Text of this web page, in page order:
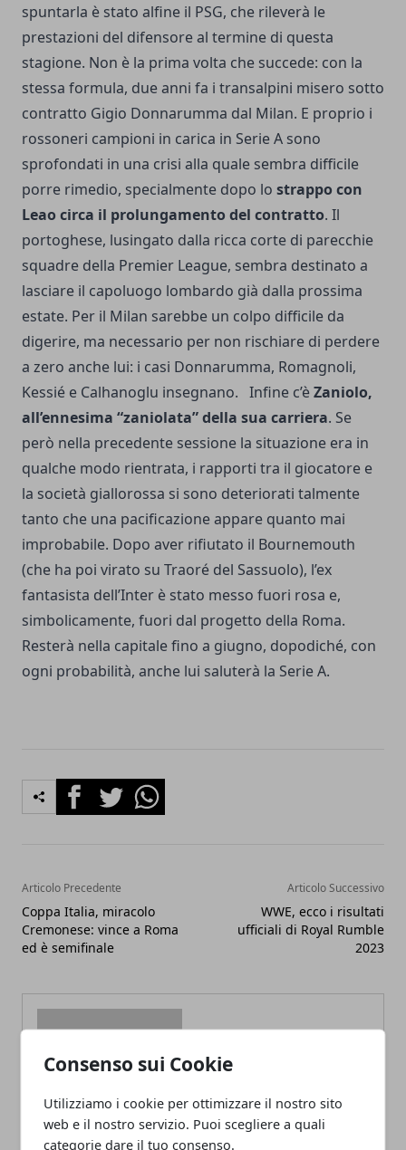
Consenso sui Cookie
Utilizziamo i cookie per ottimizzare il nostro sito
web e il nostro servizio. Puoi scegliere a quali
categorie dare il tuo consenso.
spuntarla è stato alfine il PSG, che rileverà le
prestazioni del difensore al termine di questa
stagione. Non è la prima volta che succede: con la
stessa formula, due anni fa i transalpini misero sotto
contratto Gigio Donnarumma dal Milan. E proprio i
rossoneri campioni in carica in Serie A sono
sprofondati in una crisi alla quale sembra difficile
porre rimedio, specialmente dopo lo strappo con
Leao circa il prolungamento del contratto. Il
portoghese, lusingato dalla ricca corte di parecchie
squadre della Premier League, sembra destinato a
lasciare il capoluogo lombardo già dalla prossima
estate. Per il Milan sarebbe un colpo difficile da
digerire, ma necessario per non rischiare di perdere
a zero anche lui: i casi Donnarumma, Romagnoli,
Kessié e Calhanoglu insegnano. Infine c’èZaniolo,
all’ennesima “zaniolata” della sua carriera. Se
però nella precedente sessione la situazione era in
qualche modo rientrata, i rapporti tra il giocatore e
la società giallorossa si sono deteriorati talmente
tanto che una pacificazione appare quanto mai
improbabile. Dopo aver rifiutato il Bournemouth
(che ha poi virato su Traoré del Sassuolo), l’ex
fantasista dell’Inter è stato messo fuori rosa e,
simbolicamente, fuori dal progetto della Roma.
Resterà nella capitale fino a giugno, dopodiché, con
ogni probabilità, anche lui saluterà la Serie A.
FacebookTwitterWhatsapp
Articolo Precedente
Coppa Italia, miracolo
Cremonese: vince a Roma
ed è semifinale
Articolo Successivo
WWE, ecco i risultati
ufficiali di Royal Rumble
2023